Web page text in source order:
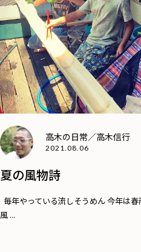
高木の日常／高木信行
2021.08.06
夏の風物詩
毎年やっている流しそうめん 今年は
風 ...